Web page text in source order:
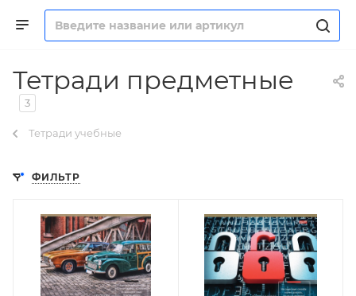
Тетради предметные
3
Тетради учебные
ФИЛЬТР